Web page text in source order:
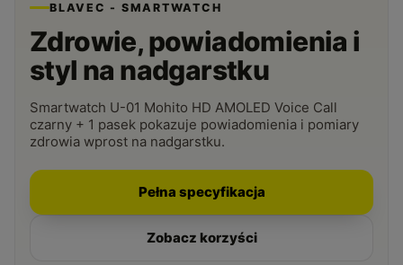
BLAVEC - SMARTWATCH
Zdrowie, powiadomienia i
styl na nadgarstku
Smartwatch U-01 Mohito HD AMOLED Voice Call
czarny + 1 pasek pokazuje powiadomienia i pomiary
zdrowia wprost na nadgarstku.
Pełna specyfikacja
Zobacz korzyści